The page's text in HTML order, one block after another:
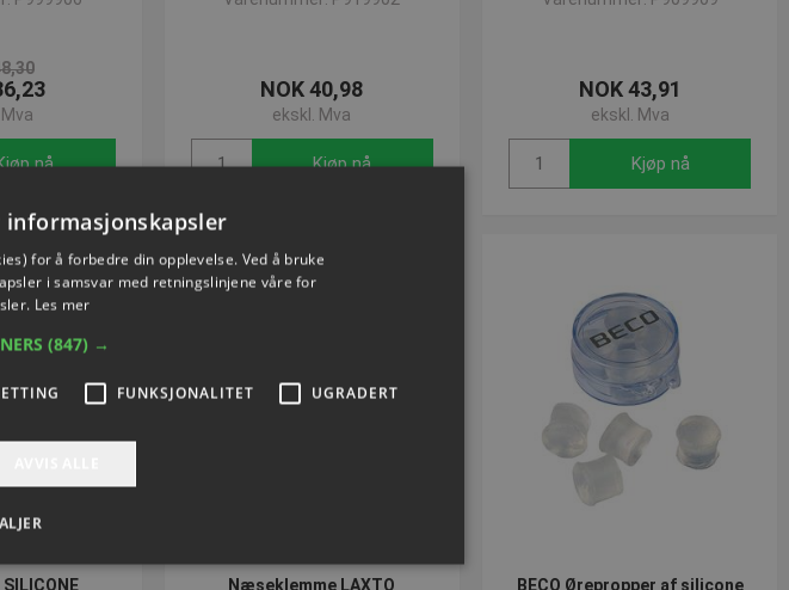
nå
NOK 40,98
ekskl. Mva
Kjøp nå
NOK 43,91
ekskl. Mva
Kjøp nå
SPARA 20%
Næseklemme LAXTO
BECO Ørepropper af silicone
for å forbedre din opplevelse. Ved å bruke
i samsvar med retningslinjene våre for
Les mer
(847) →
FUNKSJONALITET UGRADERT